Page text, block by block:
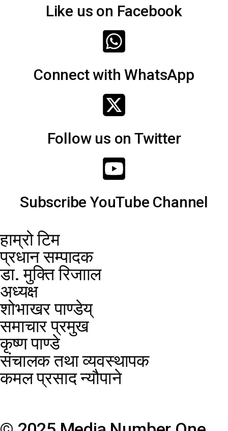
Like us on Facebook
Connect with WhatsApp
Follow us on Twitter
Subscribe YouTube Channel
हाम्रो टिम
प्रधान सम्पादक
डा. मुक्ति रिजााल
अध्यक्ष
शोभाखर पाण्डेय्
समाचार प्रमुख
कृष्ण पाण्डे
संचालक तथा व्यवस्थापक
कमल प्रसाद न्यौपाने